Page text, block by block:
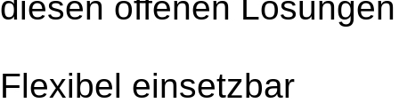
Flexibel einsetzbar